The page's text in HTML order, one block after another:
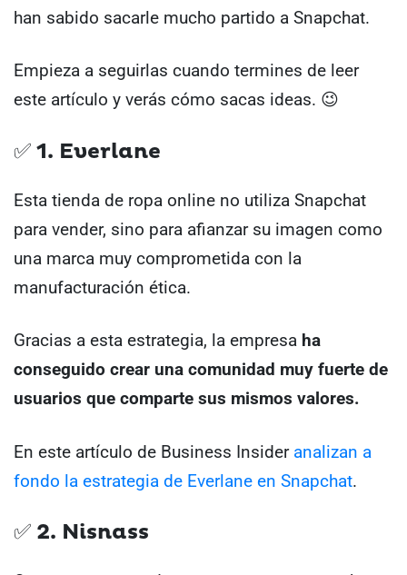
han sabido sacarle mucho partido a Snapchat.
Empieza a seguirlas cuando termines de leer
este artículo y verás cómo sacas ideas. 😉
✅ 1. Everlane
Esta tienda de ropa online no utiliza Snapchat
para vender, sino para afianzar su imagen como
una marca muy comprometida con la
manufacturación ética.
Gracias a esta estrategia, la empresa ha
conseguido crear una comunidad muy fuerte de
usuarios que comparte sus mismos valores.
En este artículo de Business Insider analizan a
fondo la estrategia de Everlane en Snapchat.
✅ 2. Nisnass